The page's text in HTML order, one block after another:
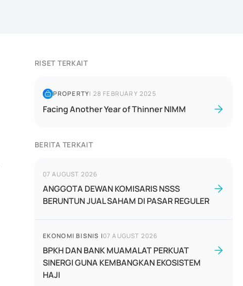
RISET TERKAIT
PROPERTY| 28 FEBRUARY 2025
Facing Another Year of Thinner NIMM
BERITA TERKAIT
07 AUGUST 2026
ANGGOTA DEWAN KOMISARIS NSSS
BERUNTUN JUAL SAHAM DI PASAR REGULER
EKONOMI BISNIS |07 AUGUST 2026
BPKH DAN BANK MUAMALAT PERKUAT
SINERGI GUNA KEMBANGKAN EKOSISTEM
HAJI